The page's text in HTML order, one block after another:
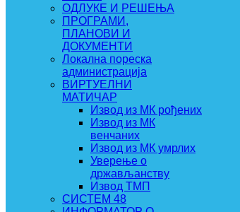
ОДЛУКЕ И РЕШЕЊА
ПРОГРАМИ,
ПЛАНОВИ И
ДОКУМЕНТИ
Локална пореска
администрација
ВИРТУЕЛНИ
МАТИЧАР
Извод из МК рођених
Извод из МК
венчаних
Извод из МК умрлих
Уверење о
држављанству
Извод ТМП
СИСТЕМ 48